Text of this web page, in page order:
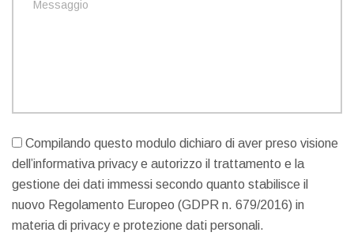
Compilando questo modulo dichiaro di aver preso visione
dell’informativa privacy e autorizzo il trattamento e la
gestione dei dati immessi secondo quanto stabilisce il
nuovo Regolamento Europeo (GDPR n. 679/2016) in
materia di privacy e protezione dati personali.